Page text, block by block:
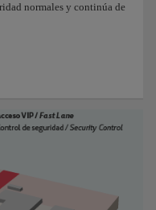
normales y continúa de